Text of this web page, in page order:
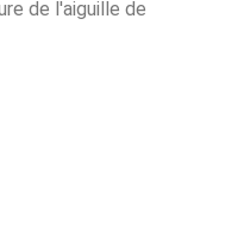
de l'aiguille de